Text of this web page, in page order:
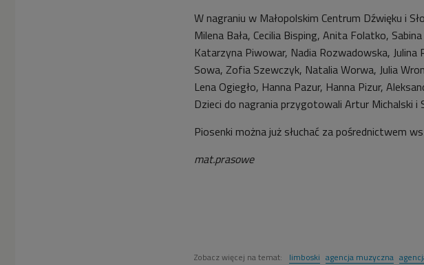
W nagraniu w Małopolskim Centrum Dźwięku i
Milena Bała, Cecilia Bisping, Anita Folatko,
Katarzyna Piwowar, Nadia Rozwadowska, Julina
Sowa, Zofia Szewczyk, Natalia Worwa, Julia
Lena Ogiegło, Hanna Pazur, Hanna Pizur,
Dzieci do nagrania przygotowali Artur Michalski i
Piosenki można już słuchać za pośrednictwem
mat.prasowe
Zobacz więcej na temat: limboski agencja muzyczna